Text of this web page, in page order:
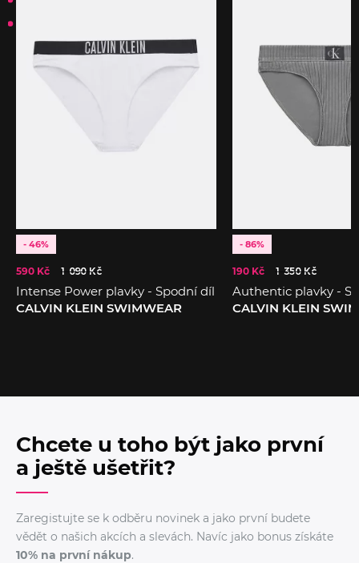
- 46%
590 Kč 1 090 Kč
Intense Power plavky - Spodní díl
CALVIN KLEIN SWIMWEAR
- 86%
190 Kč 1 350 Kč
Authentic plavky -
CALVIN KLEIN
Chcete u toho být jako první
a ještě ušetřit?
Zaregistujte se k odběru novinek a jako první budete
vědět o našich akcích a slevách. Navíc jako bonus získáte
10% na první nákup.